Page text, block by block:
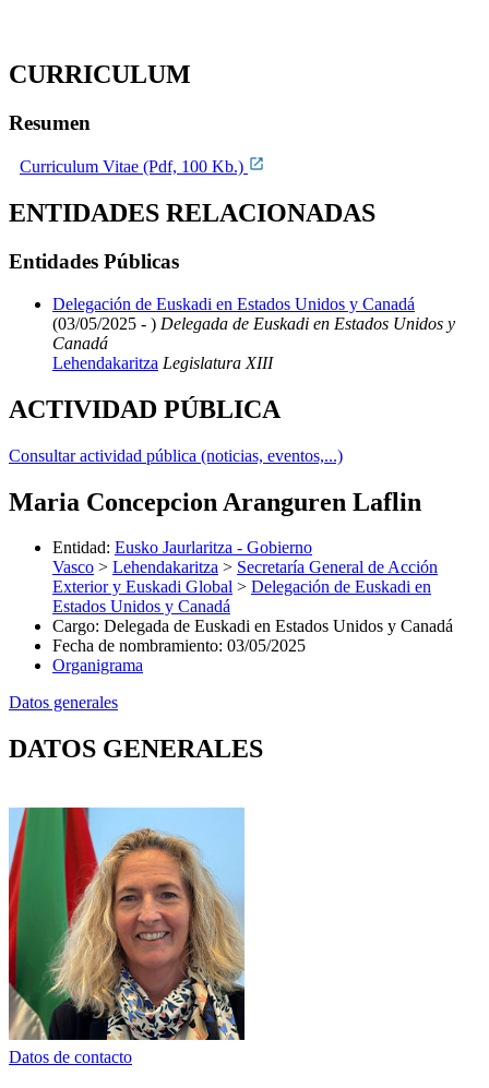
CURRICULUM
Resumen
Curriculum Vitae (Pdf, 100 Kb.)
ENTIDADES RELACIONADAS
Entidades Públicas
Delegación de Euskadi en Estados Unidos y Canadá
(03/05/2025 - ) Delegada de Euskadi en Estados Unidos y
Canadá
Lehendakaritza Legislatura XIII
ACTIVIDAD PÚBLICA
Consultar actividad pública (noticias, eventos,...)
Maria Concepcion Aranguren Laflin
Entidad: Eusko Jaurlaritza - Gobierno
Vasco > Lehendakaritza > Secretaría General de Acción
Exterior y Euskadi Global > Delegación de Euskadi en
Estados Unidos y Canadá
Cargo: Delegada de Euskadi en Estados Unidos y Canadá
Fecha de nombramiento: 03/05/2025
Organigrama
Datos generales
DATOS GENERALES
Datos de contacto